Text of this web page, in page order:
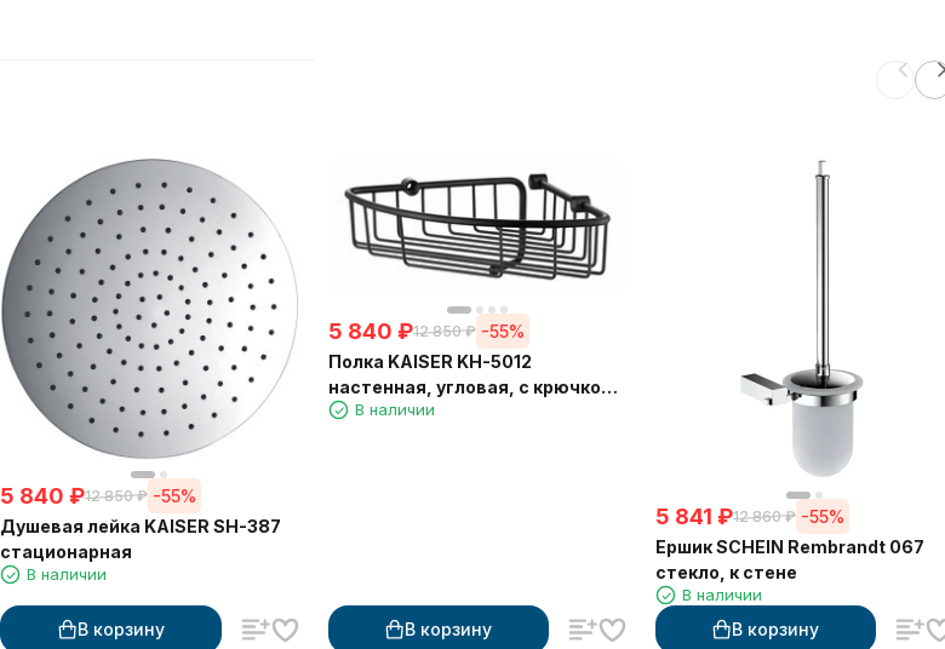
5 840 ₽12 850 ₽ -55%
Душевая лейка KAISER SH-387
стационарная
В наличии
В корзину
5 840 ₽12 850 ₽ -55%
Полка KAISER KH-5012
настенная, угловая, с крючком,
214*214*60 мм, черный
В наличии
В корзину
5 841 ₽12 860 ₽ -55%
Ершик SCHEIN Rembrandt 067
стекло, к стене
В наличии
В корзину